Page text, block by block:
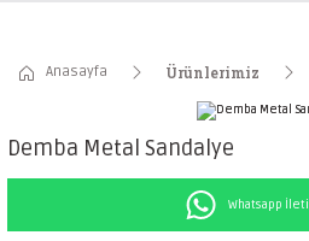
Anasayfa Ürünlerimiz
Demba Metal Sandalye
Whatsapp